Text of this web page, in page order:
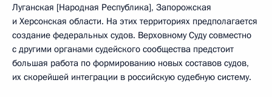
Луганская [Народная Республика], Запорожская
и Херсонская области. На этих территориях предполагается
создание федеральных судов. Верховному Суду совместно
с другими органами судейского сообщества предстоит
большая работа по формированию новых составов судов,
их скорейшей интеграции в российскую судебную систему.